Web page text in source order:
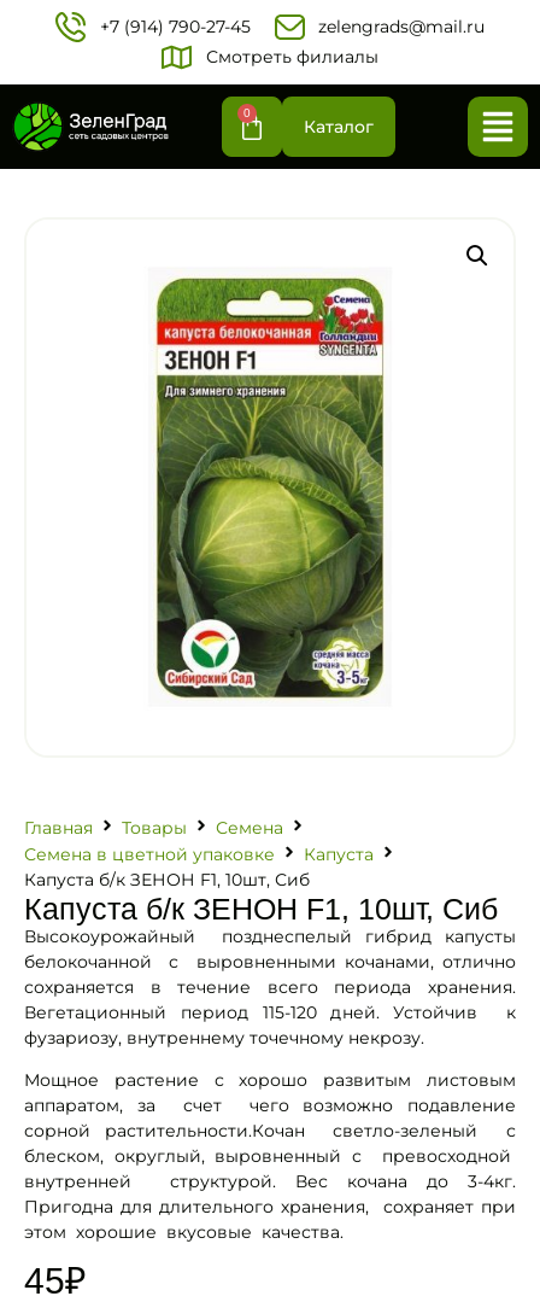
+7 (914) 790-27-45‬
zelengrads@mail.ru
Смотреть филиалы
0
Каталог
Главная Товары
Семена
Семена в цветной упаковке
Капуста
Капуста б/к ЗЕНОН F1, 10шт, Сиб
Капуста б/к ЗЕНОН F1, 10шт, Сиб
Высокоурожайный позднеспелый гибрид капусты
белокочанной с выровненными кочанами, отлично
сохраняется в течение всего периода хранения.
Вегетационный период 115-120 дней. Устойчив к
фузариозу, внутреннему точечному некрозу.
Мощное растение с хорошо развитым листовым
аппаратом, за счет чего возможно подавление
сорной растительности.Кочан светло-зеленый с
блеском, округлый, выровненный с превосходной
внутренней структурой. Вес кочана до 3-4кг.
Пригодна для длительного хранения, сохраняет при
этом хорошие вкусовые качества.
45₽